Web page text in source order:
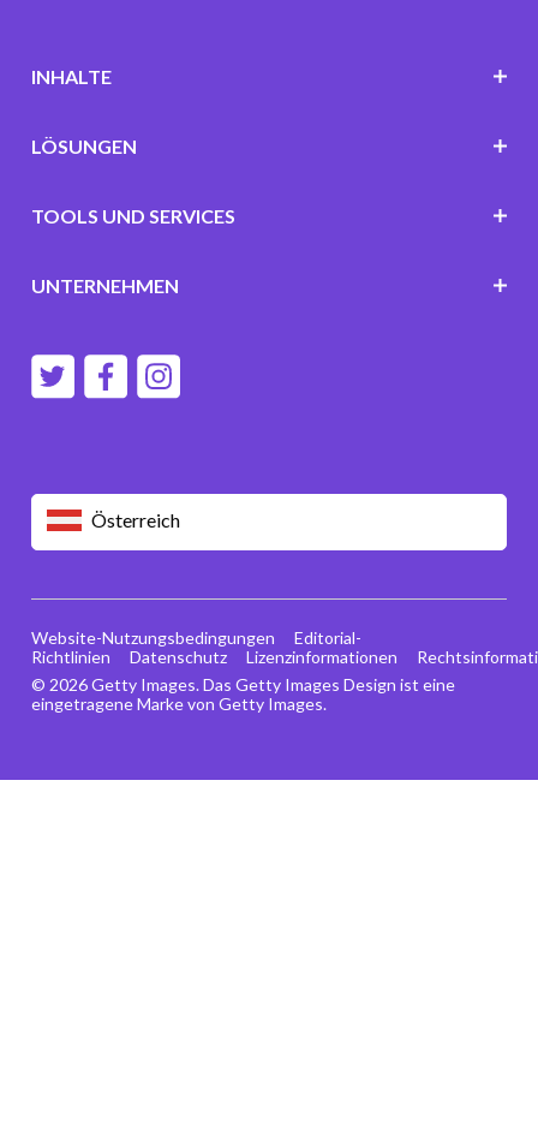
Österreich
INHALTE
LÖSUNGEN
TOOLS UND SERVICES
UNTERNEHMEN
© 2026 Getty Images. Das Getty Images Design ist eine
eingetragene Marke von Getty Images.
Website-Nutzungsbedingungen
Editorial-
Richtlinien
Datenschutz Lizenzinformationen